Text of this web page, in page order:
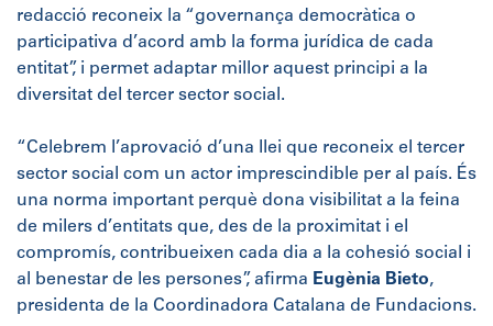
redacció reconeix la “governança democràtica o
participativa d’acord amb la forma jurídica de cada
entitat”, i permet adaptar millor aquest principi a la
diversitat del tercer sector social.
“Celebrem l’aprovació d’una llei que reconeix el tercer
sector social com un actor imprescindible per al país. És
una norma important perquè dona visibilitat a la feina
de milers d’entitats que, des de la proximitat i el
compromís, contribueixen cada dia a la cohesió social i
al benestar de les persones”, afirma Eugènia Bieto,
presidenta de la Coordinadora Catalana de Fundacions.